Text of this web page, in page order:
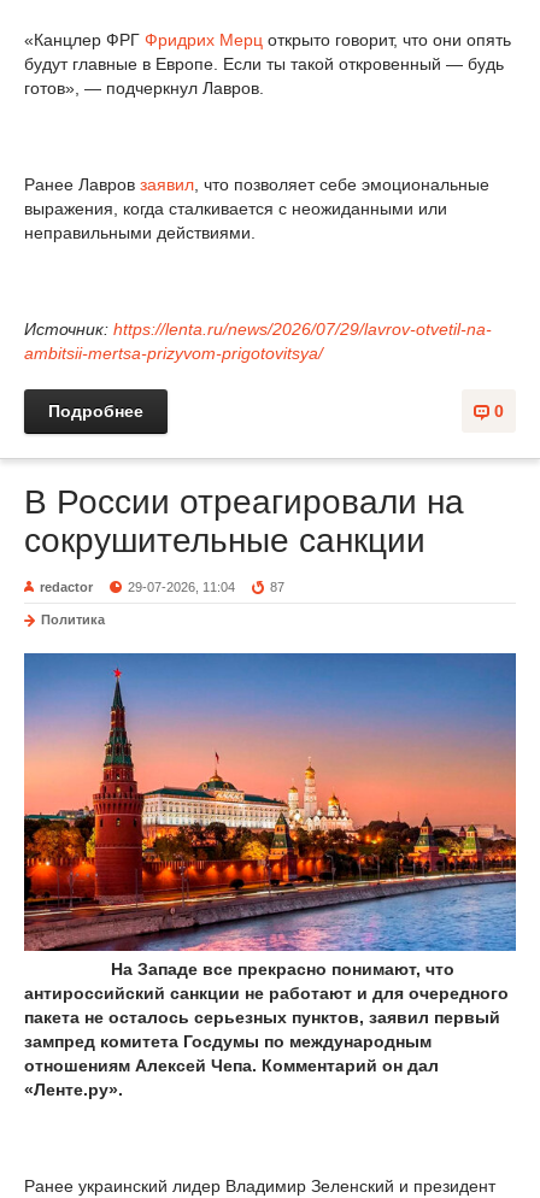
«Канцлер ФРГ Фридрих Мерц открыто говорит, что они опять
будут главные в Европе. Если ты такой откровенный — будь
готов», — подчеркнул Лавров.
Ранее Лавров заявил , что позволяет себе эмоциональные
выражения, когда сталкивается с неожиданными или
неправильными действиями.
Источник: https://lenta.ru/news/2026/07/29/lavrov-otvetil-na-
ambitsii-mertsa-prizyvom-prigotovitsya/
0
Подробнее
В России отреагировали на
сокрушительные санкции
redactor 29-07-2026, 11:04 87
Политика
На Западе все прекрасно понимают, что
антироссийский санкции не работают и для очередного
пакета не осталось серьезных пунктов, заявил первый
зампред комитета Госдумы по международным
отношениям Алексей Чепа. Комментарий он дал
«Ленте.ру».
Ранее украинский лидер Владимир Зеленский и президент